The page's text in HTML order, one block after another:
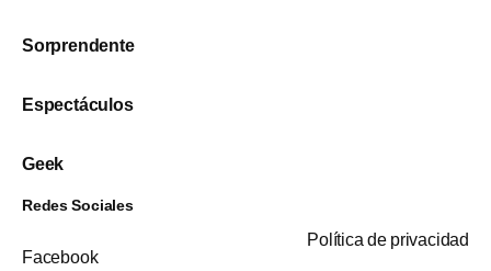
Sorprendente
Espectáculos
Geek
Redes Sociales
Facebook
Política de privacidad